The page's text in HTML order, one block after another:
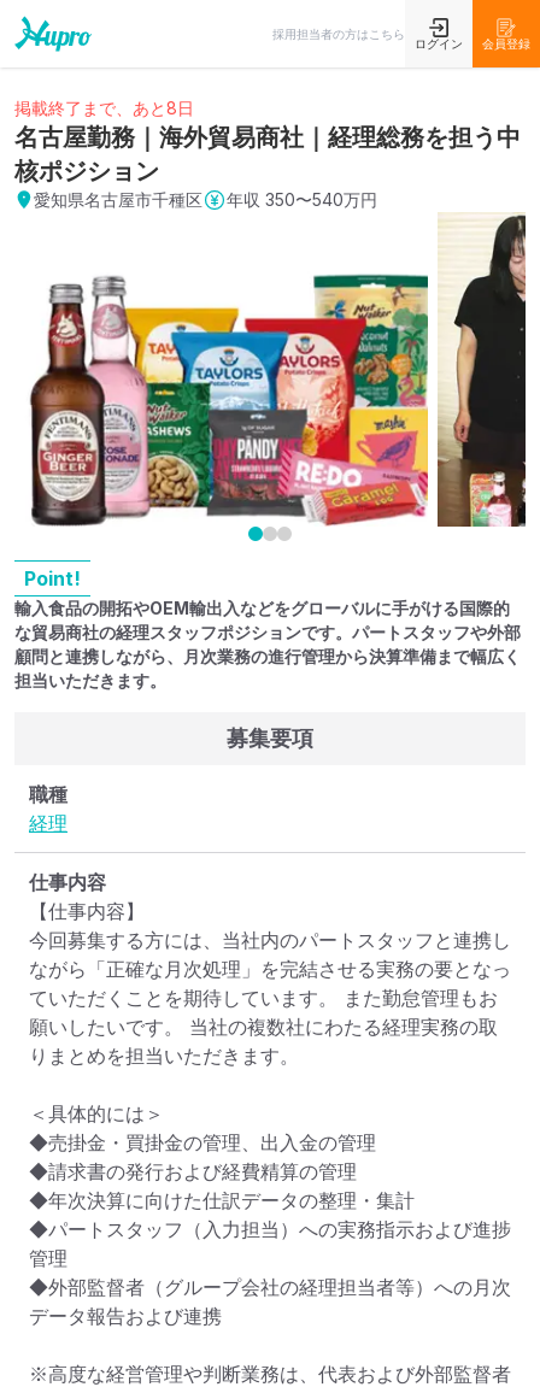
採用担当者の方はこちら
ログイン 会員登録
掲載終了まで、あと8日
名古屋勤務｜海外貿易商社｜経理総務を担う中
核ポジション
愛知県名古屋市千種区 年収 350〜540万円
Point!
輸入食品の開拓やOEM輸出入などをグローバルに手がける国際的
な貿易商社の経理スタッフポジションです。パートスタッフや外部
顧問と連携しながら、月次業務の進行管理から決算準備まで幅広く
担当いただきます。
募集要項
職種
経理
仕事内容
【仕事内容】
今回募集する方には、当社内のパートスタッフと連携し
ながら「正確な月次処理」を完結させる実務の要となっ
ていただくことを期待しています。 また勤怠管理もお
願いしたいです。 当社の複数社にわたる経理実務の取
りまとめを担当いただきます。
＜具体的には＞
◆売掛金・買掛金の管理、出入金の管理
◆請求書の発行および経費精算の管理
◆年次決算に向けた仕訳データの整理・集計
◆パートスタッフ（入力担当）への実務指示および進捗
管理
◆外部監督者（グループ会社の経理担当者等）への月次
データ報告および連携
※高度な経営管理や判断業務は、代表および外部監督者